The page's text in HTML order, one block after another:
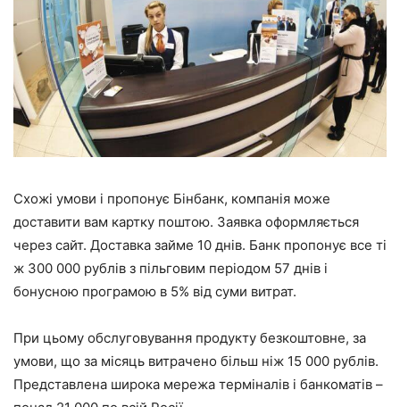
Схожі умови і пропонує Бінбанк, компанія може
доставити вам картку поштою. Заявка оформляється
через сайт. Доставка займе 10 днів. Банк пропонує все ті
ж 300 000 рублів з пільговим періодом 57 днів і
бонусною програмою в 5% від суми витрат.
При цьому обслуговування продукту безкоштовне, за
умови, що за місяць витрачено більш ніж 15 000 рублів.
Представлена широка мережа терміналів і банкоматів –